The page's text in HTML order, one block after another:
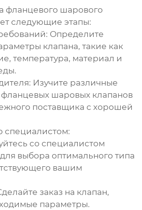
фланцевого шарового
следующие этапы:
Определите
клапана, такие как
температура, материал и
Изучите различные
шаровых клапанов
поставщика с хорошей
специалистом:
со специалистом
выбора оптимального типа
вашим
заказ на клапан,
параметры.